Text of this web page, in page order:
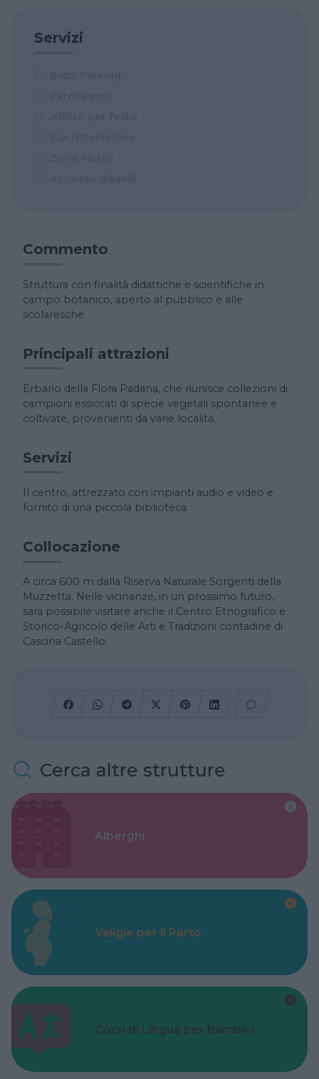
Servizi
Commento
Struttura con finalità didattiche e scientifiche in
campo botanico, aperto al pubblico e alle
scolaresche.
Principali attrazioni
Erbario della Flora Padana, che riunisce collezioni di
campioni essiccati di specie vegetali spontanee e
coltivate, provenienti da varie località.
Servizi
Il centro, attrezzato con impianti audio e video e
fornito di una piccola biblioteca.
Collocazione
A circa 600 m dalla Riserva Naturale Sorgenti della
Muzzetta. Nelle vicinanze, in un prossimo futuro,
sarà possibile visitare anche il Centro Etnografico e
Storico-Agricolo delle Arti e Tradizioni contadine di
Cascina Castello.
Cerca altre strutture
Alberghi
Valigie per il Parto
Corsi di Lingua per bambini